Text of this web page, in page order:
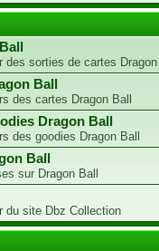
des sorties de cartes
Ball
des cartes Dragon Ball
Dragon Ball
des goodies Dragon Ball
Ball
sur Dragon Ball
du site Dbz Collection